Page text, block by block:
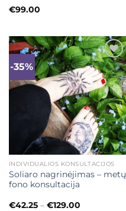
€99.00
-35% Mėgstamiausias
INDIVIDUALIOS KONSULTACIJOS
Soliaro nagrinėjimas – metų
fono konsultacija
€42.25 – €129.00Price